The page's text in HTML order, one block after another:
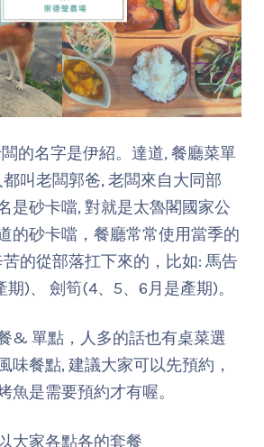
的名字是伊紹。達道, 餐廳菜單
叫老闆郭爸, 老闆來自大同部
是砂卡噹, 對就是太魯閣國家公
的砂卡噹，餐廳常常使用當季的
的從部落扛下來的，比如: 馬告
期)、 劍筍(4、5、6月是產期)。
& 單點，人多的話也有桌菜選
味餐點, 建議大家可以先預約，
魚是需要預約才有喔。
大家各點各的套餐